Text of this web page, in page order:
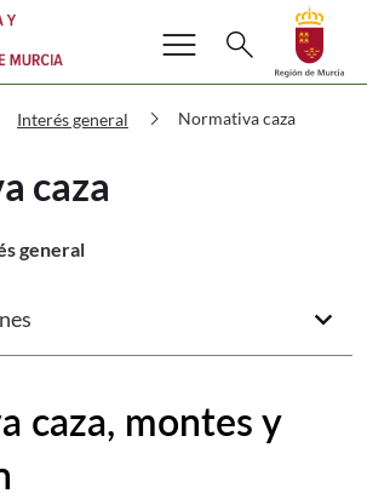
Normativa caza
Volver a
Ir a
menu Buscar
search
Interés general chevron_right Normativa caza
caza
general
arrow_forward_ios
caza, montes y